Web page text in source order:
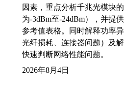
因素，重点分析千兆光模块
为-3dBm至-24dBm），并提
参考值表格。同时解释功率
光纤损耗、连接器问题）及
快速判断网络性能问题。
2026年8月4日